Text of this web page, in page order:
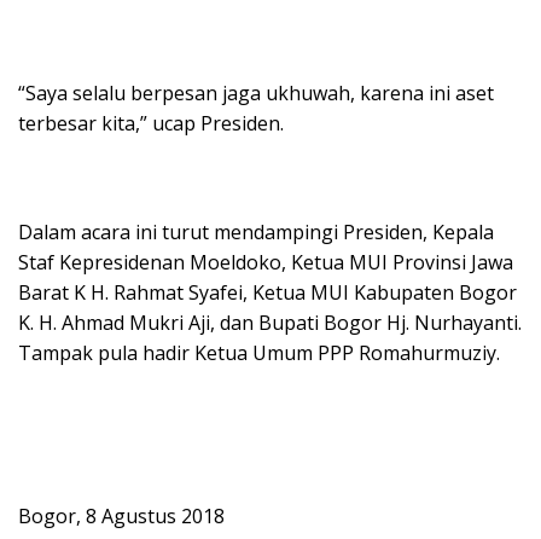
“Saya selalu berpesan jaga ukhuwah, karena ini aset
terbesar kita,” ucap Presiden.
Dalam acara ini turut mendampingi Presiden, Kepala
Staf Kepresidenan Moeldoko, Ketua MUI Provinsi Jawa
Barat K H. Rahmat Syafei, Ketua MUI Kabupaten Bogor
K. H. Ahmad Mukri Aji, dan Bupati Bogor Hj. Nurhayanti.
Tampak pula hadir Ketua Umum PPP Romahurmuziy.
Bogor, 8 Agustus 2018